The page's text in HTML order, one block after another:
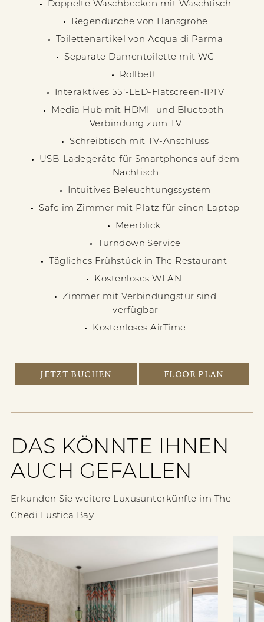
Doppelte Waschbecken mit Waschtisch
Regendusche von Hansgrohe
Toilettenartikel von Acqua di Parma
Separate Damentoilette mit WC
Rollbett
Interaktives 55“-LED-Flatscreen-IPTV
Media Hub mit HDMI- und Bluetooth-
Verbindung zum TV
Schreibtisch mit TV-Anschluss
USB-Ladegeräte für Smartphones auf dem
Nachtisch
Intuitives Beleuchtungssystem
Safe im Zimmer mit Platz für einen Laptop
Meerblick
Turndown Service
Tägliches Frühstück in The Restaurant
Kostenloses WLAN
Zimmer mit Verbindungstür sind
verfügbar
Kostenloses AirTime
JETZT BUCHEN FLOOR PLAN
DAS KÖNNTE IHNEN
AUCH GEFALLEN
Erkunden Sie weitere Luxusunterkünfte im The
Chedi Lustica Bay.